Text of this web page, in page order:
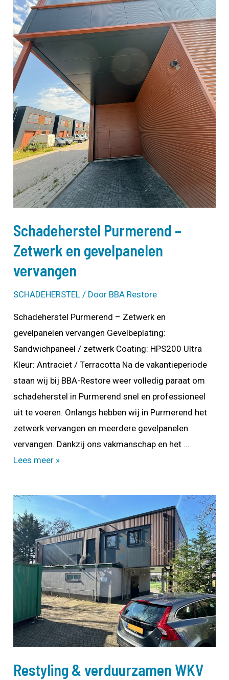
Schadeherstel Purmerend –
Zetwerk en gevelpanelen
vervangen
SCHADEHERSTEL / Door BBA Restore
Schadeherstel Purmerend – Zetwerk en
gevelpanelen vervangen Gevelbeplating:
Sandwichpaneel / zetwerk Coating: HPS200 Ultra
Kleur: Antraciet / Terracotta Na de vakantieperiode
staan wij bij BBA-Restore weer volledig paraat om
schadeherstel in Purmerend snel en professioneel
uit te voeren. Onlangs hebben wij in Purmerend het
zetwerk vervangen en meerdere gevelpanelen
vervangen. Dankzij ons vakmanschap en het …
Schadeherstel
Zetwerk
en
gevelpanelen
vervangen
Lees meer »
Restyling & verduurzamen WKV